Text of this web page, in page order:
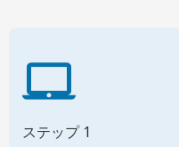
ステップ 1